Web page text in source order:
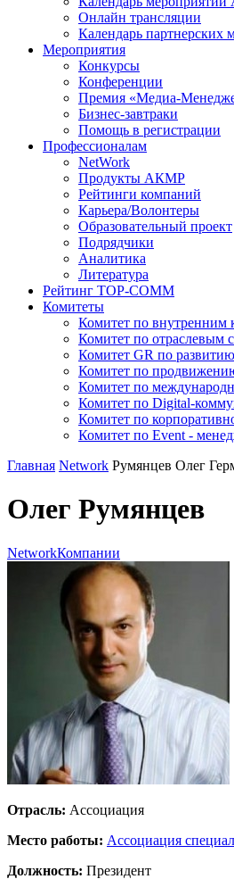
Онлайн трансляции
Календарь партнерских
Мероприятия
Конкурсы
Конференции
Премия «Медиа-
Бизнес-завтраки
Помощь в регистрации
Профессионалам
NetWork
Продукты АКМР
Рейтинги компаний
Карьера/Волонтеры
Образовательный проект
Подрядчики
Аналитика
Литература
Рейтинг TOP-COMM
Комитеты
Комитет по
Комитет по отраслевым
Комитет GR по
Комитет по
Комитет по
Комитет по Digital-
Комитет по
Комитет по Event -
Главная Network Румянцев Олег
Олег Румянцев
NetworkКомпании
Отрасль: Ассоциация
Место работы: Ассоциация
Должность: Президент